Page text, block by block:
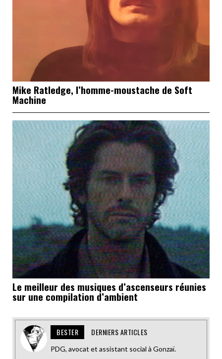
Mike Ratledge, l’homme-moustache de Soft
Machine
Le meilleur des musiques d’ascenseurs réunies
sur une compilation d’ambient
BESTER DERNIERS ARTICLES
PDG, avocat et assistant social à Gonzaï.